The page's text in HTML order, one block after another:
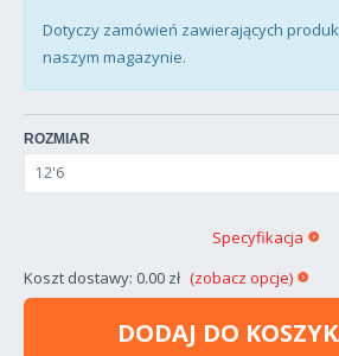
Dotyczy zamówień zawierających
naszym magazynie.
ROZMIAR
Koszt dostawy: 0.00 zł (zobacz opcje)
Specyfikacja
DODAJ DO